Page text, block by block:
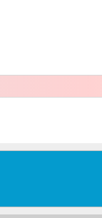
боксы,
античит-